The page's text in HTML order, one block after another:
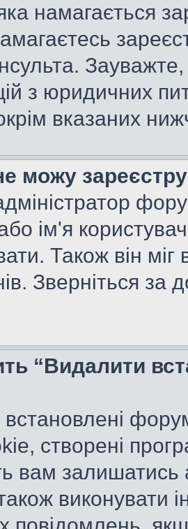
намагається
з юридичних
вказаних
можу
ім'я
Також він
Зверніться за
“Видалити
встановлені
створені
вам залишатись
виконувати